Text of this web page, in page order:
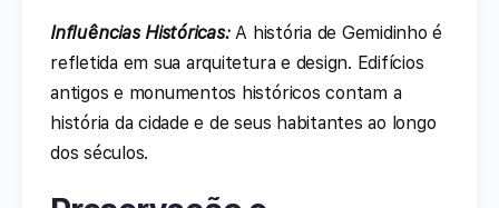
Influências Históricas:A história de Gemidinho é
refletida em sua arquitetura e design. Edifícios
antigos e monumentos históricos contam a
história da cidade e de seus habitantes ao longo
dos séculos.